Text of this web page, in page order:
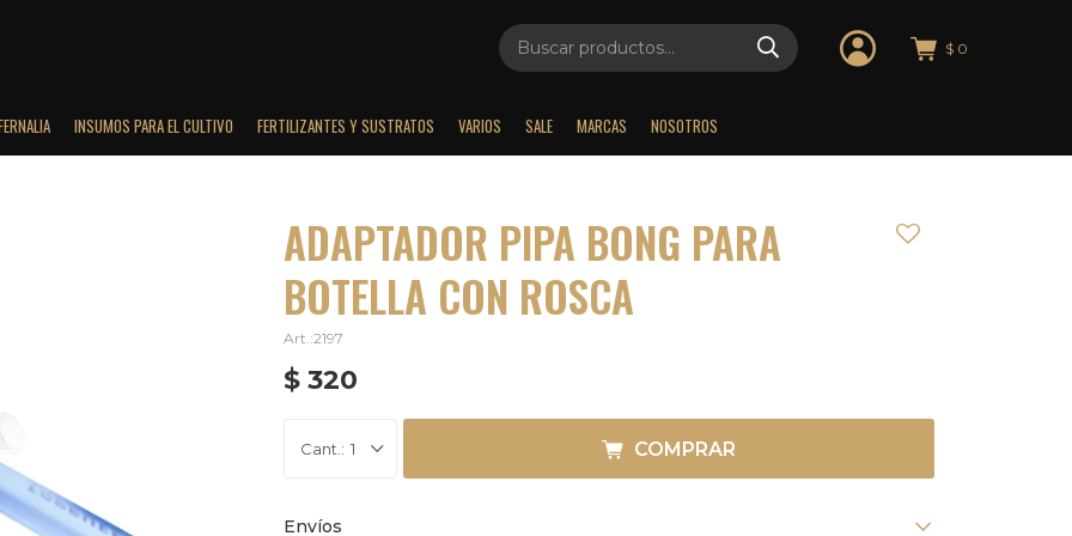
INSUMOS PARA EL CULTIVO FERTILIZANTES Y SUSTRATOS VARIOS SALE MARCAS NOSOTROS
$ 0
ADAPTADOR PIPA BONG PARA
BOTELLA CON ROSCA
2197
$ 320
1 COMPRAR
Envíos